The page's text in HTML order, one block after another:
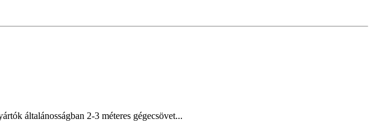
általánosságban 2-3 méteres gégecsövet...